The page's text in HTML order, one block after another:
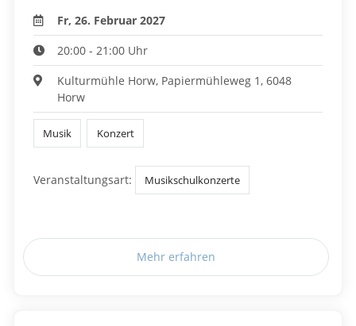
Fr, 26. Februar 2027
20:00 - 21:00 Uhr
Kulturmühle Horw, Papiermühleweg 1, 6048
Horw
Musik Konzert
Veranstaltungsart: Musikschulkonzerte
Mehr erfahren